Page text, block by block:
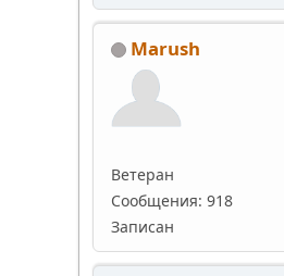
Marush
Ветеран
Сообщения: 918
Записан